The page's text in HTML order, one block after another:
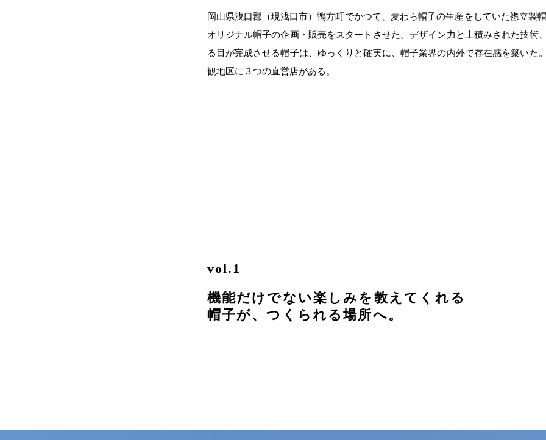
岡山県浅口郡（現浅口市）鴨方町でかつて、麦わら帽子の生産をしていた襟立製
オリジナル帽子の企画・販売をスタートさせた。デザイン力と上積みされた技術
る目が完成させる帽子は、ゆっくりと確実に、帽子業界の内外で存在感を築いた
観地区に３つの直営店がある。
vol.1
機能だけでない楽しみを教えてくれる
帽子が、つくられる場所へ。